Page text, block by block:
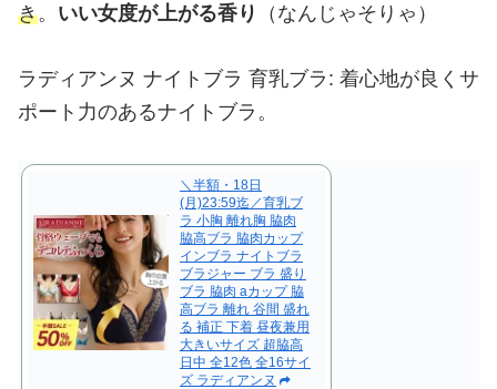
き。 いい女度が上がる香り （なんじゃそりゃ）
ラディアンヌ ナイトブラ 育乳ブラ: 着心地が良くサ
ポート力のあるナイトブラ。
＼半額・18日
(月)23:59迄／育乳ブ
ラ 小胸 離れ胸 脇肉
脇高ブラ 脇肉カップ
インブラ ナイトブラ
ブラジャー ブラ 盛り
ブラ 脇肉 aカップ 脇
高ブラ 離れ 谷間 盛れ
る 補正 下着 昼夜兼用
大きいサイズ 超脇高
日中 全12色 全16サイ
ズ ラディアンヌ